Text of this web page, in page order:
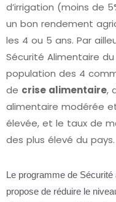
d’irrigation (moins de
un bon rendement
les 4 ou 5 ans. Par
Sécurité Alimentaire
population des 4
de crise alimentaire,
alimentaire modérée
élevée, et le taux de
des plus élevé du pays.
Le programme de
propose de réduire le